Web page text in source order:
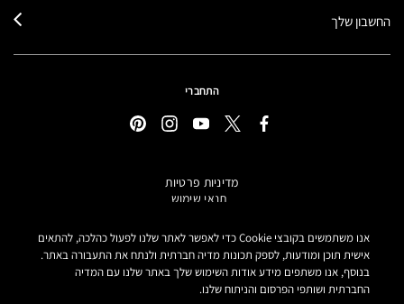
החשבון שלך
התחברי
מדיניות פרטיות
תנאי שימוש
מידע על מוצרים מזוייפים
הצהרת נגישות
הגדרות קובצי COOKIE
MAKE-UP ART COSMETICS© מאק קוסמטיקס כל הזכויות שמורות.
אנו משתמשים בקובצי Cookie כדי לאפשר לאתר שלנו לפעול כהלכה, להתאים
אישית תוכן ומודעות, לספק תכונות מדיה חברתית ולנתח את התעבורה באתר.
בנוסף, אנו משתפים מידע אודות השימוש שלך באתר שלנו עם המדיה
החברתית ושותפי הפרסום והניתוח שלנו.